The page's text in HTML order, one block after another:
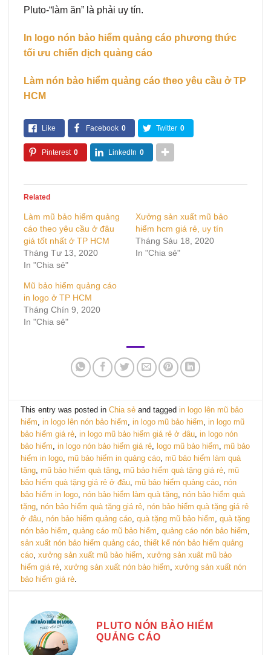
Pluto-“làm ăn” là phải uy tín.
In logo nón bảo hiểm quảng cáo phương thức
tối ưu chiến dịch quảng cáo
Làm nón bảo hiểm quảng cáo theo yêu cầu ở TP
HCM
Like Facebook 0 Twitter 0
Pinterest 0 LinkedIn 0
Related
Làm mũ bảo hiểm quảng
cáo theo yêu cầu ở đâu
giá tốt nhất ở TP HCM
Tháng Tư 13, 2020
In "Chia sẻ"
Xưởng sản xuất mũ bảo
hiểm hcm giá rẻ, uy tín
Tháng Sáu 18, 2020
In "Chia sẻ"
Mũ bảo hiểm quảng cáo
in logo ở TP HCM
Tháng Chín 9, 2020
In "Chia sẻ"
This entry was posted inChia sẻ and taggedin logo lên mũ bảo
hiểm,in logo lên nón bảo hiểm,in logo mũ bảo hiểm,in logo mũ
bảo hiểm giá rẻ,in logo mũ bảo hiểm giá rẻ ở đâu,in logo nón
bảo hiểm,in logo nón bảo hiểm giá rẻ, logo mũ bảo hiểm,mũ bảo
hiểm in logo,mũ bảo hiểm in quảng cáo,mũ bảo hiểm làm quà
tặng,mũ bảo hiểm quà tặng,mũ bảo hiểm quà tặng giá rẻ,mũ
bảo hiểm quà tặng giá rẻ ở đâu,mũ bảo hiểm quảng cáo,nón
bảo hiểm in logo,nón bảo hiểm làm quà tặng,nón bảo hiểm quà
tặng,nón bảo hiểm quà tặng giá rẻ,nón bảo hiểm quà tặng giá rẻ
ở đâu,nón bảo hiểm quảng cáo,quà tặng mũ bảo hiểm,quà tặng
nón bảo hiểm,quảng cáo mũ bảo hiểm,quảng cáo nón bảo hiểm,
sản xuất nón bảo hiểm quảng cáo,thiết kế nón bảo hiểm quảng
cáo,xưởng sản xuất mũ bảo hiểm,xưởng sản xuât mũ bảo
hiểm giá rẻ,xưởng sản xuất nón bảo hiểm,xưởng sản xuất nón
bảo hiểm giá rẻ.
PLUTO NÓN BẢO HIỂM
QUẢNG CÁO